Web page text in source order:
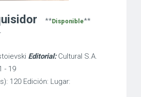
**Disponible**
Editorial:Cultural S.A.
- 19
120 Edición: Lugar: